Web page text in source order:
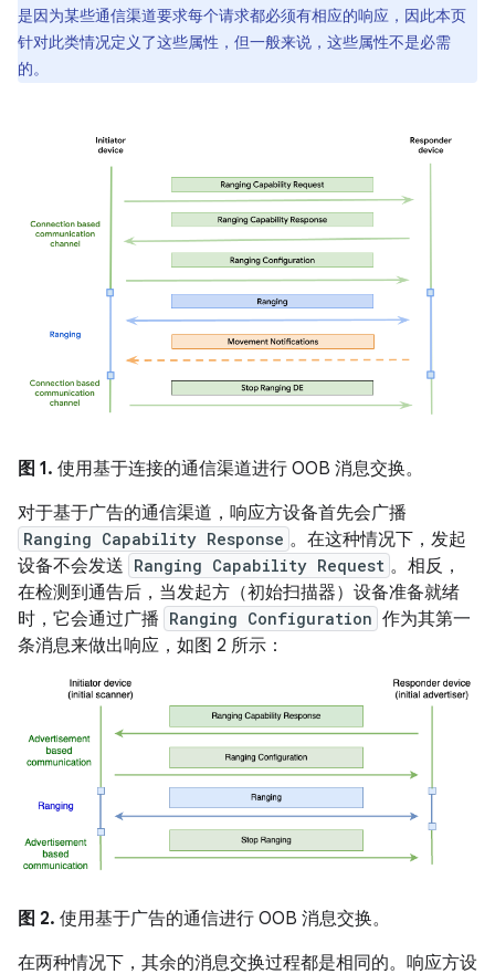
是因为某些通信渠道要求每个请求都必须有相应的响应，因此本页
针对此类情况定义了这些属性，但一般来说，这些属性不是必需
的。
图 1. 使用基于连接的通信渠道进行 OOB 消息交换。
对于基于广告的通信渠道，响应方设备首先会广播
Ranging Capability Response 。在这种情况下，发起
设备不会发送 Ranging Capability Request 。相反，
在检测到通告后，当发起方（初始扫描器）设备准备就绪
时，它会通过广播 Ranging Configuration 作为其第一
条消息来做出响应，如图 2 所示：
图 2. 使用基于广告的通信进行 OOB 消息交换。
在两种情况下，其余的消息交换过程都是相同的。响应方设